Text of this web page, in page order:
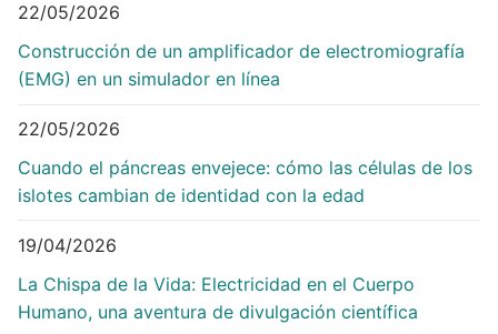
22/05/2026
Construcción de un amplificador de electromiografía
(EMG) en un simulador en línea
22/05/2026
Cuando el páncreas envejece: cómo las células de los
islotes cambian de identidad con la edad
19/04/2026
La Chispa de la Vida: Electricidad en el Cuerpo
Humano, una aventura de divulgación científica